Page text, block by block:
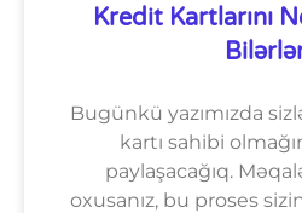
Kredit Kartlarını
Bugünkü yazımızda
kartı sahibi
paylaşacağıq.
oxusanız, bu proses